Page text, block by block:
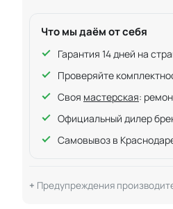
Что мы даём от себя
Гарантия 14 дней на
Проверяйте
Своя мастерская:
Официальный дилер
Самовывоз в
Предупреждения